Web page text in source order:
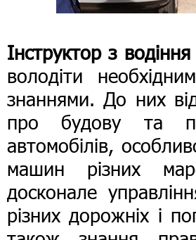
Інструктор з
володіти
знаннями. До них
про будову та
автомобілів,
машин різних
досконале
різних дорожніх і